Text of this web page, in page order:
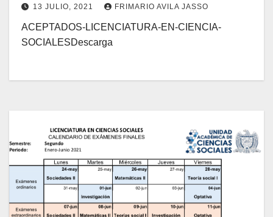
13 JULIO, 2021 FRIMARIO AVILA JASSO
ACEPTADOS-LICENCIATURA-EN-CIENCIA-
SOCIALESDescarga